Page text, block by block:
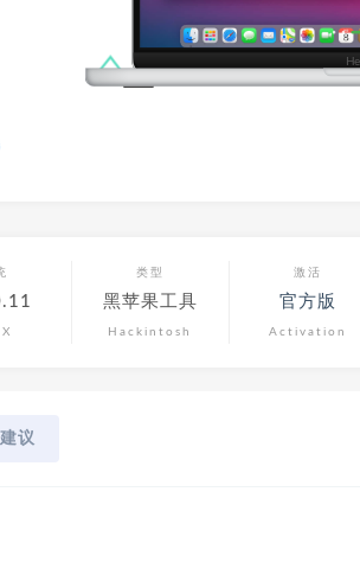
类型
黑苹果工具
Hackintosh
激活
官方版
Activation
议